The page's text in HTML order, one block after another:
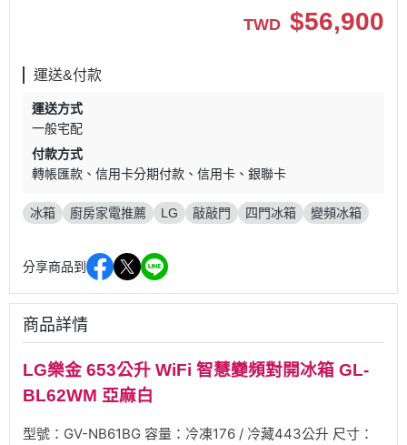
TWD $56,900
運送&付款
運送方式
一般宅配
付款方式
轉帳匯款
信用卡分期付款 信用卡 銀聯卡
冰箱 廚房家電推薦 LG 敲敲門 四門冰箱 變頻冰箱
分享商品到
商品詳情
LG樂金 653公升 WiFi 智慧變頻對開冰箱 GL-
BL62WM 亞麻白
型號：GV-NB61BG 容量：冷凍176 / 冷藏443公升 尺寸：